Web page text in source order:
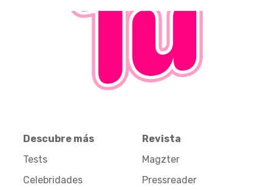
Descubre más
Tests
Celebridades
Revista
Magzter
Pressreader